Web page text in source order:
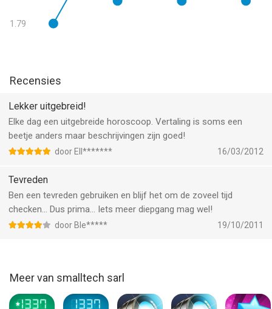
1.79
Recensies
Lekker uitgebreid!
Elke dag een uitgebreide horoscoop. Vertaling is soms een
beetje anders maar beschrijvingen zijn goed!
door Ell******* 16/03/2012
Tevreden
Ben een tevreden gebruiken en blijf het om de zoveel tijd
checken... Dus prima... Iets meer diepgang mag wel!
door Ble***** 19/10/2011
Meer van smalltech sarl